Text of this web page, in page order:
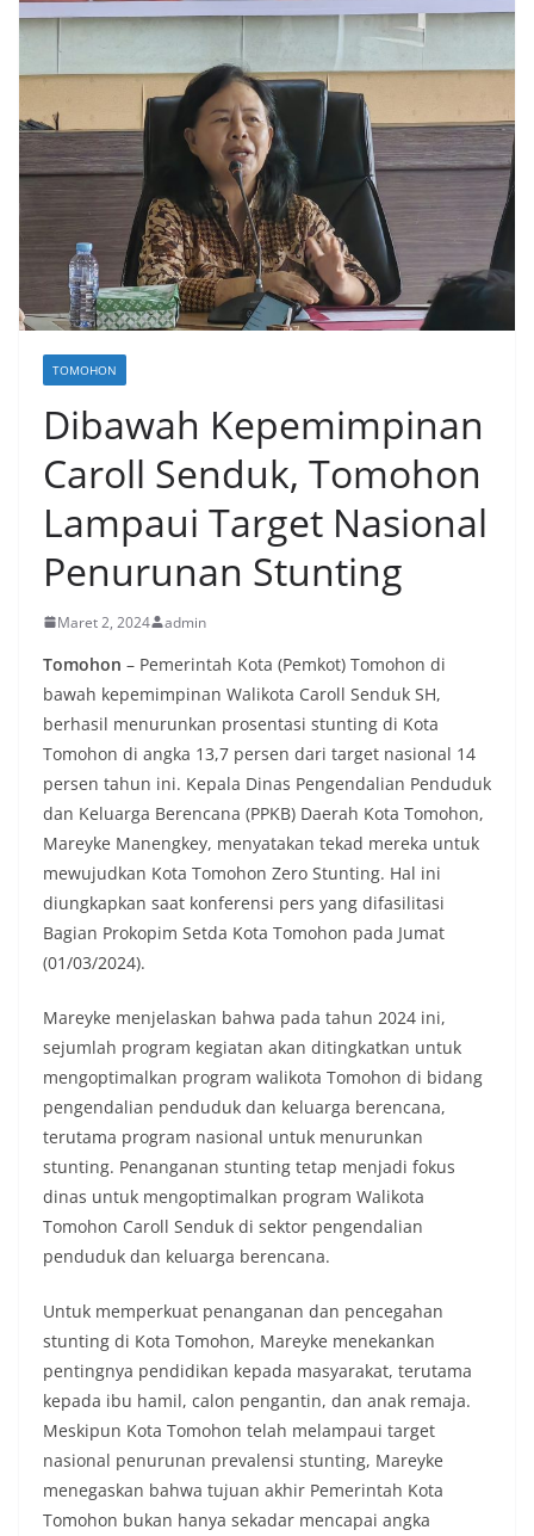
TOMOHON
Dibawah Kepemimpinan
Caroll Senduk, Tomohon
Lampaui Target Nasional
Penurunan Stunting
Maret 2, 2024 admin
Tomohon – Pemerintah Kota (Pemkot) Tomohon di
bawah kepemimpinan Walikota Caroll Senduk SH,
berhasil menurunkan prosentasi stunting di Kota
Tomohon di angka 13,7 persen dari target nasional 14
persen tahun ini. Kepala Dinas Pengendalian Penduduk
dan Keluarga Berencana (PPKB) Daerah Kota Tomohon,
Mareyke Manengkey, menyatakan tekad mereka untuk
mewujudkan Kota Tomohon Zero Stunting. Hal ini
diungkapkan saat konferensi pers yang difasilitasi
Bagian Prokopim Setda Kota Tomohon pada Jumat
(01/03/2024).
Mareyke menjelaskan bahwa pada tahun 2024 ini,
sejumlah program kegiatan akan ditingkatkan untuk
mengoptimalkan program walikota Tomohon di bidang
pengendalian penduduk dan keluarga berencana,
terutama program nasional untuk menurunkan
stunting. Penanganan stunting tetap menjadi fokus
dinas untuk mengoptimalkan program Walikota
Tomohon Caroll Senduk di sektor pengendalian
penduduk dan keluarga berencana.
Untuk memperkuat penanganan dan pencegahan
stunting di Kota Tomohon, Mareyke menekankan
pentingnya pendidikan kepada masyarakat, terutama
kepada ibu hamil, calon pengantin, dan anak remaja.
Meskipun Kota Tomohon telah melampaui target
nasional penurunan prevalensi stunting, Mareyke
menegaskan bahwa tujuan akhir Pemerintah Kota
Tomohon bukan hanya sekadar mencapai angka